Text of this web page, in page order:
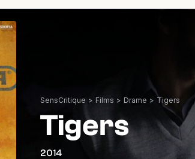
SensCritique > Films > Drame > Tigers
Tigers
2014